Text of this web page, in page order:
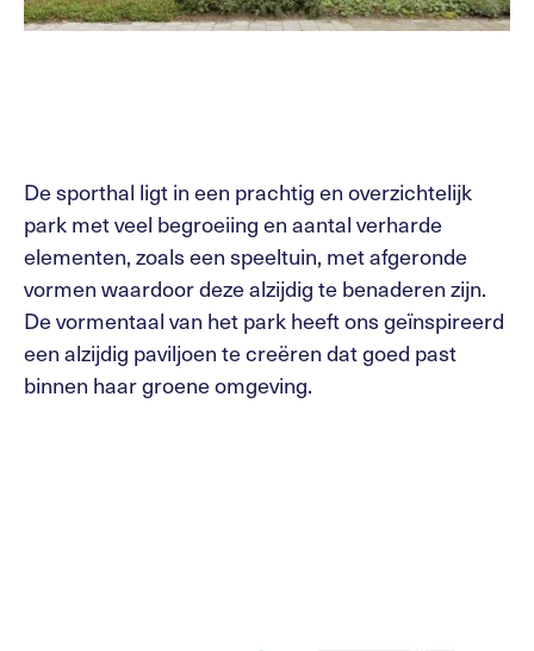
De sporthal ligt in een prachtig en overzichtelijk
park met veel begroeiing en aantal verharde
elementen, zoals een speeltuin, met afgeronde
vormen waardoor deze alzijdig te benaderen zijn.
De vormentaal van het park heeft ons geïnspireerd
een alzijdig paviljoen te creëren dat goed past
binnen haar groene omgeving.